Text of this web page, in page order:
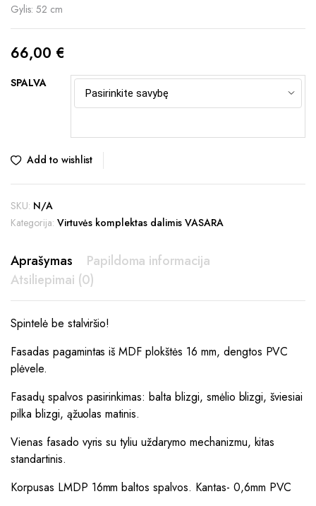
Gylis: 52 cm
66,00 €
SPALVA
Add to wishlist
SKU: N/A
Kategorija: Virtuvės komplektas dalimis VASARA
Aprašymas
Papildoma informacija
Atsiliepimai (0)
Spintelė be stalviršio!
Fasadas pagamintas iš MDF plokštės 16 mm, dengtos PVC
plėvele.
Fasadų spalvos pasirinkimas: balta blizgi, smėlio blizgi, šviesiai
pilka blizgi, ąžuolas matinis.
Vienas fasado vyris su tyliu uždarymo mechanizmu, kitas
standartinis.
Korpusas LMDP 16mm baltos spalvos. Kantas- 0,6mm PVC